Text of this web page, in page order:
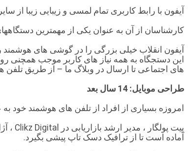
آیفون با رابط کاربری تمام لمسی و زیبایی زیبا از سایر تلفن
کارشناسان از آن به عنوان یکی از مهمترین
آیفون انقلاب خیلی بزرگی را در گوشی های
های اجتماعی تا ارسال در وبلاگ ما – از طریق تلفن
طراحی موبایل: 14 سال بعد
امروزه بسیاری از افراد از تلفن های هوشمند خود به عنوان تنها رایانه خود استفاده می كنند. 3
آماده است تا از ترافیک دسک تاپ پیشی بگیرد.